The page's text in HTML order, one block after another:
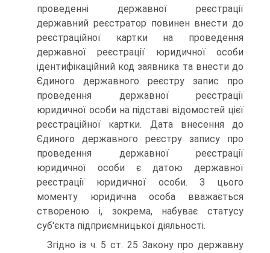
проведенні державної реєстрації
державний реєстратор повинен внести до
реєстра­ційної картки на проведення
державної реєстрації юридичної особи
ідентифікаційний код заявника та внести до
Єдиного державного реєстру запис про
проведення державної реєст­рації
юридичної особи на підставі відомостей цієї
реєстрацій­ної картки. Дата внесення до
Єдиного державного реєстру за­пису про
проведення державної реєстрації
юридичної особи є датою державної
реєстрації юридичної особи. З цього
моменту юридична особа вважається
створеною і, зокрема, набуває статусу
суб'єкта підприємницької діяльності.
Згідно із ч. 5 ст. 25 Закону про державну